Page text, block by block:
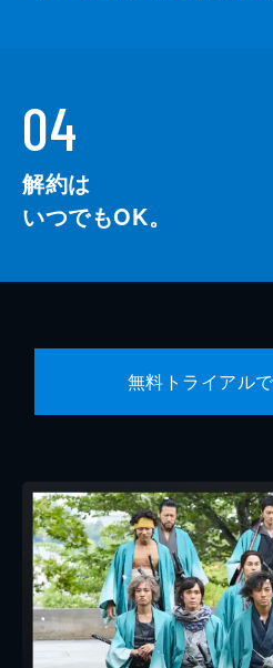
04
解約は
いつでもOK。
無料トライアル